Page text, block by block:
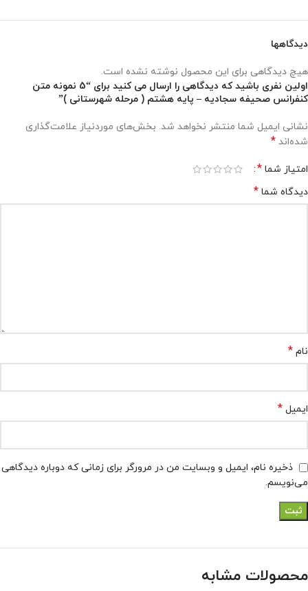
دیدگاهها
هیچ دیدگاهی برای این محصول نوشته نشده است.
اولین نفری باشید که دیدگاهی را ارسال می کنید برای “5 نمونه متن
کنفرانس صحیفه سجادیه – پایه هشتم ( مرحله شهرستانی )”
نشانی ایمیل شما منتشر نخواهد شد. بخش‌های موردنیاز علامت‌گذاری
شده‌اند *
امتیاز شما *
دیدگاه شما *
نام *
ایمیل *
ذخیره نام، ایمیل و وبسایت من در مرورگر برای زمانی که دوباره دیدگاهی
می‌نویسم.
محصولات مشابه